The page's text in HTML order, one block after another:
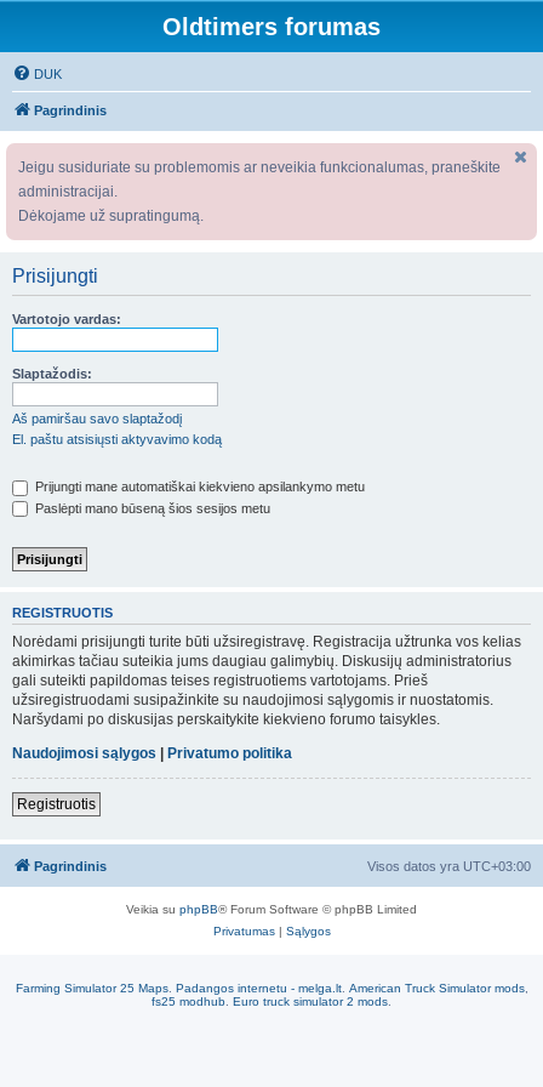
Oldtimers forumas
DUK
Pagrindinis
Jeigu susiduriate su problemomis ar neveikia funkcionalumas, praneškite
administracijai.
Dėkojame už supratingumą.
Prisijungti
Vartotojo vardas:
Slaptažodis:
Aš pamiršau savo slaptažodį
El. paštu atsisiųsti aktyvavimo kodą
Prijungti mane automatiškai kiekvieno apsilankymo metu
Paslėpti mano būseną šios sesijos metu
REGISTRUOTIS
Norėdami prisijungti turite būti užsiregistravę. Registracija užtrunka vos kelias
akimirkas tačiau suteikia jums daugiau galimybių. Diskusijų administratorius
gali suteikti papildomas teises registruotiems vartotojams. Prieš
užsiregistruodami susipažinkite su naudojimosi sąlygomis ir nuostatomis.
Naršydami po diskusijas perskaitykite kiekvieno forumo taisykles.
Naudojimosi sąlygos | Privatumo politika
Registruotis
Pagrindinis Visos datos yra UTC+03:00
Veikia su phpBB® Forum Software © phpBB Limited
Privatumas| Sąlygos
Farming Simulator 25 Maps. Padangos internetu - melga.lt. American Truck Simulator mods,
fs25 modhub Euro truck simulator 2 mods